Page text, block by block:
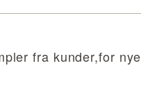
fra kunder,for nye